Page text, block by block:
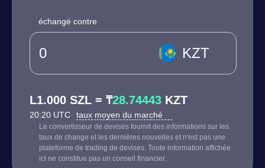
échangé contre
KZT
L1.000 SZL = ₸28.74443 KZT
20:20 UTC taux moyen du marché
Le convertisseur de devises fournit des informations sur les
taux de change et les dernières nouvelles et n'est pas une
plateforme de trading de devises. Toute information affichée
ici ne constitue pas un conseil financier.